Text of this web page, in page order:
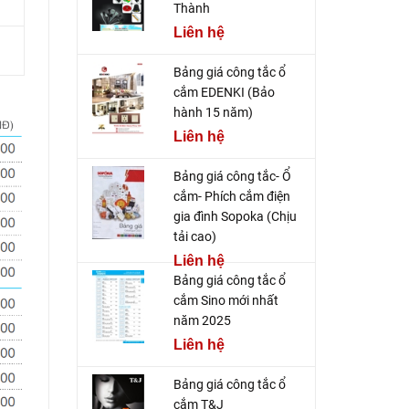
Thành
Liên hệ
Bảng giá công tắc ổ
cắm EDENKI (Bảo
hành 15 năm)
Liên hệ
Bảng giá công tắc- Ổ
cắm- Phích cắm điện
gia đình Sopoka (Chịu
tải cao)
Liên hệ
Bảng giá công tắc ổ
cắm Sino mới nhất
năm 2025
Liên hệ
Bảng giá công tắc ổ
cắm T&J